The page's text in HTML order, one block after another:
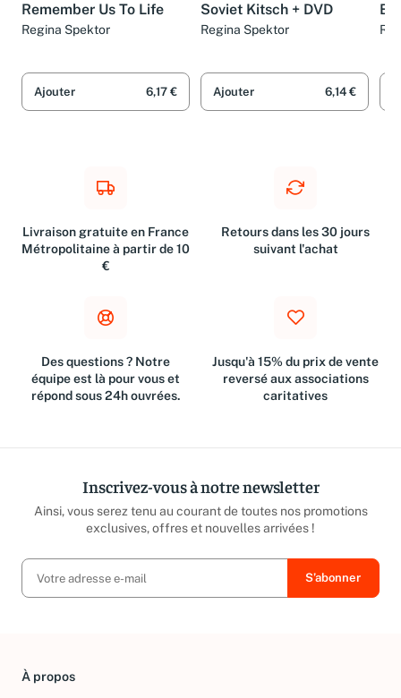
Remember Us To Life
Regina Spektor
Ajouter 6,17 €
Soviet Kitsch + DVD
Regina Spektor
Ajouter 6,14 €
Livraison gratuite en France
Métropolitaine à partir de 10
€
Retours dans les 30 jours
suivant l'achat
Des questions ? Notre
équipe est là pour vous et
répond sous 24h ouvrées.
Jusqu'à 15% du prix de vente
reversé aux associations
caritatives
Inscrivez-vous à notre newsletter
Ainsi, vous serez tenu au courant de toutes nos promotions
exclusives, offres et nouvelles arrivées !
À propos